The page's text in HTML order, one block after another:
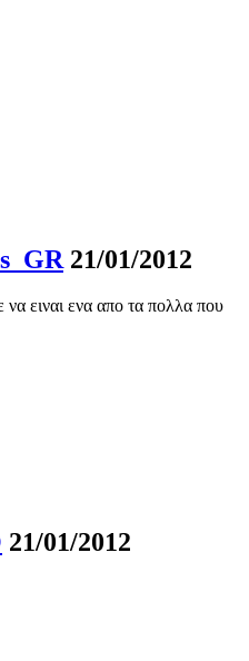
21/01/2012
ειναι ενα απο τα πολλα που
21/01/2012